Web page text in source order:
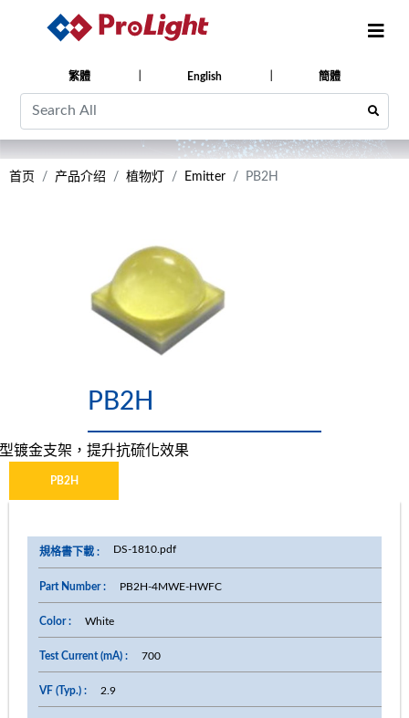
繁體 English 簡體
首页 产品介绍 植物灯 Emitter PB2H
PB2H
镀金支架，提升抗硫化效果
PB2H
DS-1810.pdf
PB2H-4MWE-HWFC
White
700
2.9